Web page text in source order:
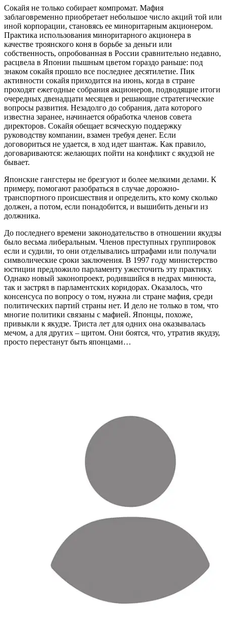
Сокайя не только собирает компромат. Мафия
заблаговременно приобретает небольшое число акций той или
иной корпорации, становясь ее миноритарным акционером.
Практика использования миноритарного акционера в
качестве троянского коня в борьбе за деньги или
собственность, опробованная в России сравнительно недавно,
расцвела в Японии пышным цветом гораздо раньше: под
знаком сокайя прошло все последнее десятилетие. Пик
активности сокайя приходится на июнь, когда в стране
проходят ежегодные собрания акционеров, подводящие итоги
очередных двенадцати месяцев и решающие стратегические
вопросы развития. Незадолго до собрания, дата которого
известна заранее, начинается обработка членов совета
директоров. Сокайя обещает всяческую поддержку
руководству компании, взамен требуя денег. Если
договориться не удается, в ход идет шантаж. Как правило,
договариваются: желающих пойти на конфликт с якудзой не
бывает.
Японские гангстеры не брезгуют и более мелкими делами. К
примеру, помогают разобраться в случае дорожно-
транспортного происшествия и определить, кто кому сколько
должен, а потом, если понадобится, и вышибить деньги из
должника.
До последнего времени законодательство в отношении якудзы
было весьма либеральным. Членов преступных группировок
если и судили, то они отделывались штрафами или получали
символические сроки заключения. В 1997 году министерство
юстиции предложило парламенту ужесточить эту практику.
Однако новый законопроект, родившийся в недрах минюста,
так и застрял в парламентских коридорах. Оказалось, что
консенсуса по вопросу о том, нужна ли стране мафия, среди
политических партий страны нет. И дело не только в том, что
многие политики связаны с мафией. Японцы, похоже,
привыкли к якудзе. Триста лет для одних она оказывалась
мечом, а для других – щитом. Они боятся, что, утратив якудзу,
просто перестанут быть японцами…